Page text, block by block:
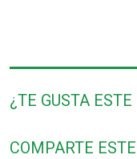
¿TE GUSTA
COMPARTE